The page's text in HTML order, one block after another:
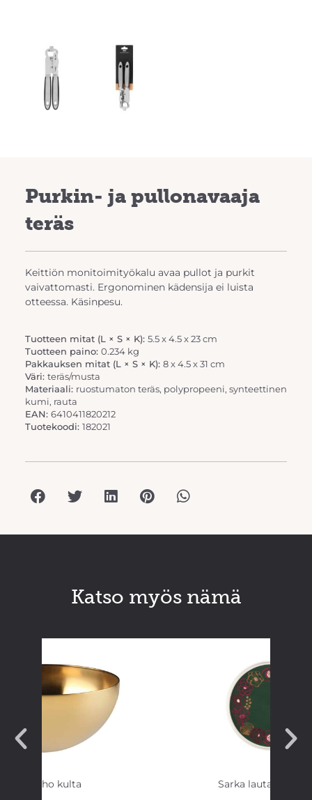
Purkin- ja pullonavaaja
teräs
Keittiön monitoimityökalu avaa pullot ja purkit
vaivattomasti. Ergonominen kädensija ei luista
otteessa. Käsinpesu.
Tuotteen mitat (L × S × K): 5.5 x 4.5 x 23 cm
Tuotteen paino: 0.234 kg
Pakkauksen mitat (L × S × K): 8 x 4.5 x 31 cm
Väri: teräs/musta
Materiaali: ruostumaton teräs, polypropeeni, synteettinen
kumi, rauta
EAN: 6410411820212
Tuotekoodi: 182021
Katso myös nämä
Teräskulho kulta Sarka lautanen 25